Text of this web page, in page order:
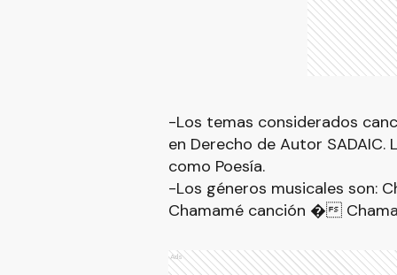
-Los temas considerados
en Derecho de Autor
como Poesía.
-Los géneros musicales son:
Chamamé canción �
Ads